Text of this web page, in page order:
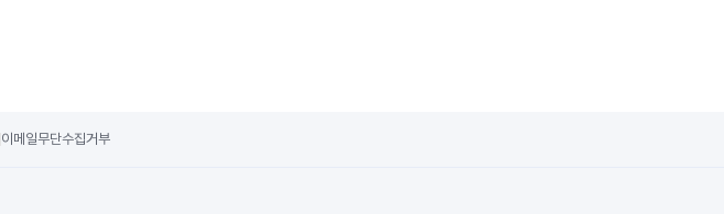
이메일무단수집거부